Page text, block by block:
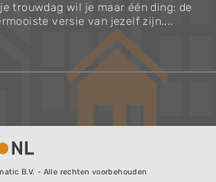
trouwdag wil je maar één ding: de
versie van jezelf zijn....
B.V. - Alle rechten voorbehouden